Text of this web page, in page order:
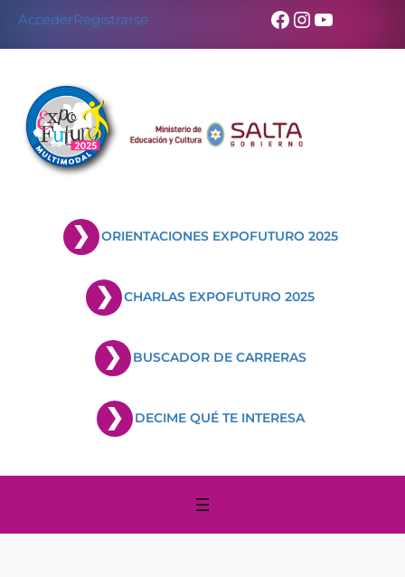
AccederRegistrarse Facebook
Instagram
YouTube
ORIENTACIONES EXPOFUTURO 2025
CHARLAS EXPOFUTURO 2025
BUSCADOR DE CARRERAS
DECIME QUÉ TE INTERESA